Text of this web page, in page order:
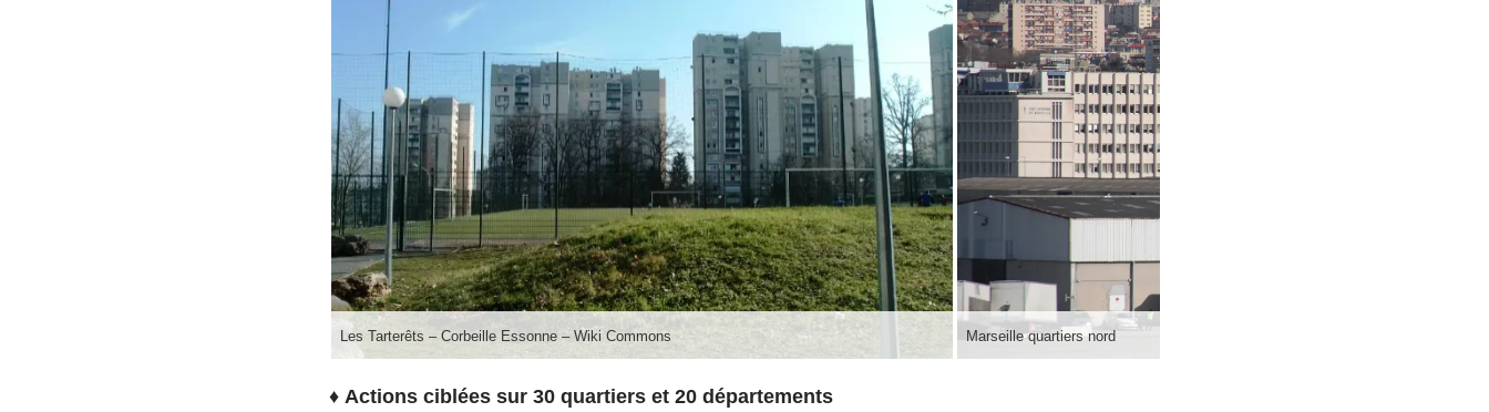
Les Tarterêts – Corbeille Essonne – Wiki Commons Marseille quartiers nord
♦ Actions ciblées sur 30 quartiers et 20 départements